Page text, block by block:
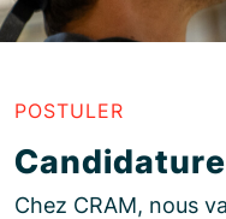
POSTULER
Chez CRAM, nous